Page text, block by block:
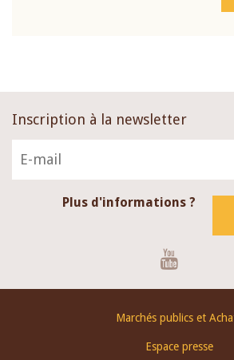
Inscription à la newsletter
Plus d'informations ?
Marchés publics et
Espace presse